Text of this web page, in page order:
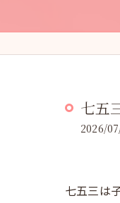
七五
2026/
七五三は